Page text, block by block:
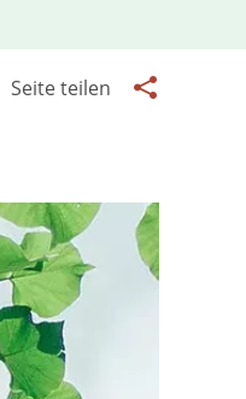
Seite teilen